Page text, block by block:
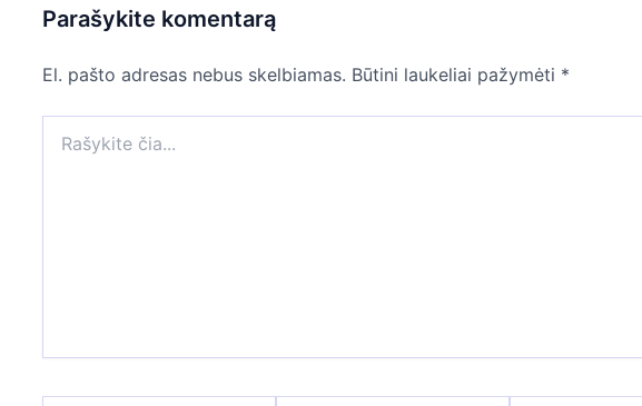
Parašykite komentarą
El. pašto adresas nebus skelbiamas. Būtini laukeliai pažymėti *
čia...